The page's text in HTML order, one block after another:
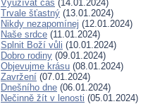
Využívat čas (14.01.2024)
Trvale šťastný (13.01.2024)
Nikdy nezapomínej (12.01.2024)
Naše srdce (11.01.2024)
Splnit Boží vůli (10.01.2024)
Dobro rodiny (09.01.2024)
Objevujme krásu (08.01.2024)
Zavržení (07.01.2024)
Dnešního dne (06.01.2024)
Nečinně žít v lenosti (05.01.2024)